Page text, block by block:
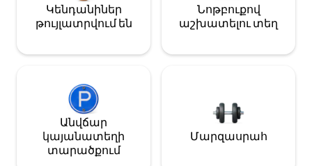
Կենդանիներ
թույլատրվում են
Նոթբուքով
աշխատելու տեղ
Անվճար
կայանատեղի
տարածքում
Մարզասրահ